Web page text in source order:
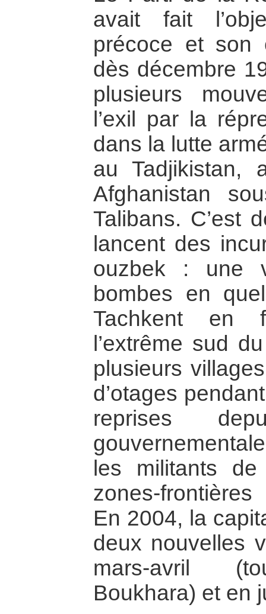
avait fait
précoce et son
dès décembre
plusieurs
l’exil par la
dans la lutte
au Tadjikistan,
Afghanistan
Talibans. C’est
lancent des
ouzbek : une
bombes en
Tachkent en
l’extrême sud
plusieurs
d’otages
reprises
les militants
zones-
En 2004, la
deux nouvelles
mars-avril
Boukhara) et en